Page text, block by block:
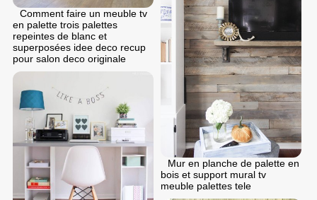
Comment faire un meuble tv
en palette trois palettes
repeintes de blanc et
superposées idee deco recup
pour salon deco originale
Mur en planche de palette en
bois et support mural tv
meuble palettes tele